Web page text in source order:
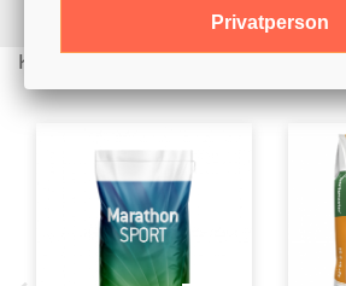
Kunder köpte även
Privatperson